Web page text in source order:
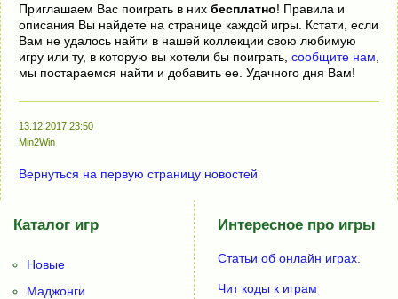
Приглашаем Вас поиграть в них бесплатно! Правила и
описания Вы найдете на странице каждой игры. Кстати, если
Вам не удалось найти в нашей коллекции свою любимую
игру или ту, в которую вы хотели бы поиграть, сообщите нам
мы постараемся найти и добавить ее. Удачного дня Вам!
13.12.2017 23:50
Min2Win
Вернуться на первую страницу новостей
Каталог игр
Новые
Маджонги
Интересное про игры
Статьи об онлайн играх.
Чит коды к играм